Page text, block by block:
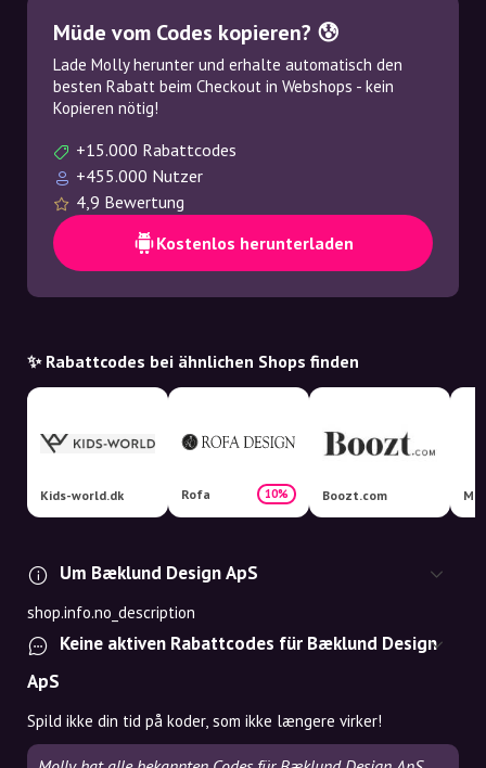
Müde vom Codes kopieren? 😰
Lade Molly herunter und erhalte automatisch den
besten Rabatt beim Checkout in Webshops - kein
Kopieren nötig!
+15.000 Rabattcodes
+455.000 Nutzer
4,9 Bewertung
Kostenlos herunterladen
✨ Rabattcodes bei ähnlichen Shops finden
Kids-world.dk Rofa 10% Boozt.com
Um Bæklund Design ApS
shop.info.no_description
Keine aktiven Rabattcodes für Bæklund Design
ApS
Spild ikke din tid på koder, som ikke længere virker!